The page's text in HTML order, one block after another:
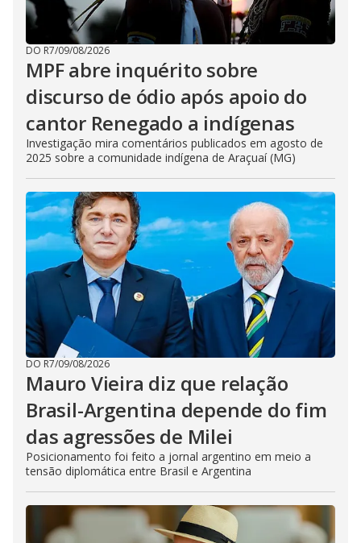
DO R7/09/08/2026
MPF abre inquérito sobre
discurso de ódio após apoio do
cantor Renegado a indígenas
Investigação mira comentários publicados em agosto de
2025 sobre a comunidade indígena de Araçuaí (MG)
DO R7/09/08/2026
Mauro Vieira diz que relação
Brasil-Argentina depende do fim
das agressões de Milei
Posicionamento foi feito a jornal argentino em meio a
tensão diplomática entre Brasil e Argentina